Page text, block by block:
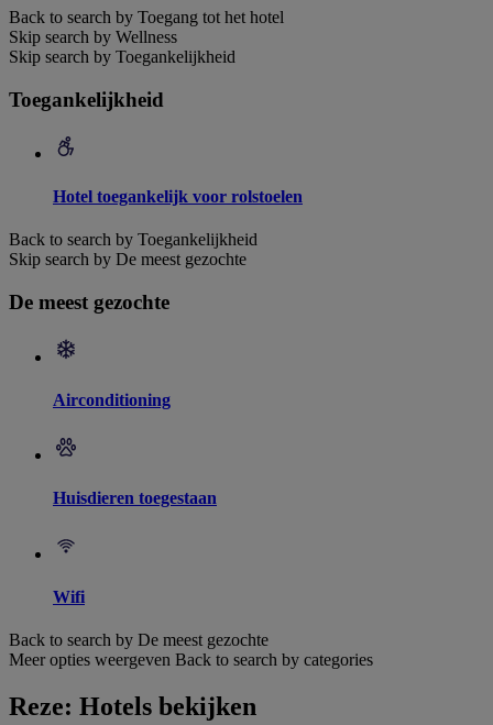
Back to search by Toegang tot het hotel
Skip search by Wellness
Skip search by Toegankelijkheid
Toegankelijkheid
Hotel toegankelijk voor rolstoelen
Back to search by Toegankelijkheid
Skip search by De meest gezochte
De meest gezochte
Airconditioning
Huisdieren toegestaan
Wifi
Back to search by De meest gezochte
Meer opties weergeven Back to search by categories
Reze: Hotels bekijken